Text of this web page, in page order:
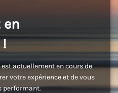
en
actuellement en cours de
votre expérience et de vous
performant.